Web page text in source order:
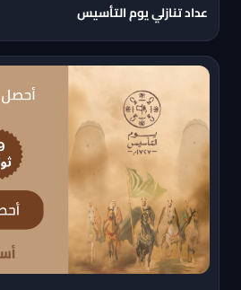
عداد تنازلي يوم التأسيس